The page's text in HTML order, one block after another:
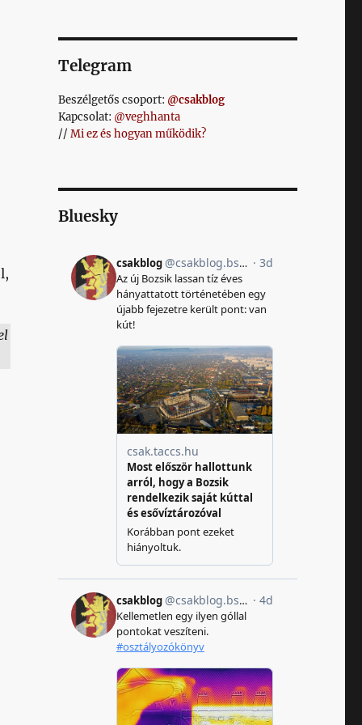
Telegram
Beszélgetős csoport: @csakblog
Kapcsolat: @veghhanta
// Mi ez és hogyan működik?
Bluesky